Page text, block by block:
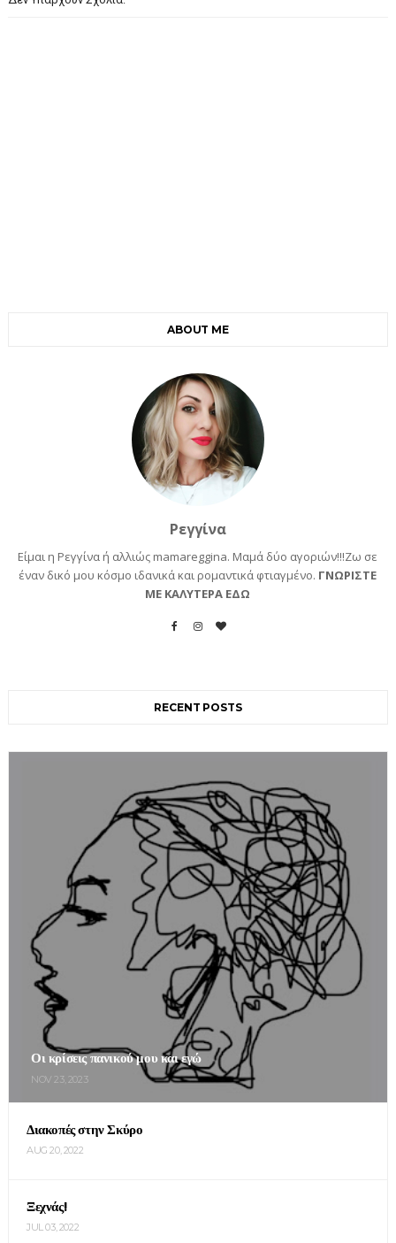
ABOUT ME
Ρεγγίνα
Είμαι η Ρεγγίνα ή αλλιώς mamareggina. Μαμά δύο αγοριών!!!Ζω σε
έναν δικό μου κόσμο ιδανικά και ρομαντικά φτιαγμένο. ΓΝΩΡΙΣΤΕ
ΜΕ ΚΑΛΥΤΕΡΑ ΕΔΩ
RECENT POSTS
Οι κρίσεις πανικού μου και εγώ
NOV 23, 2023
Διακοπές στην Σκύρο
AUG 20, 2022
Ξεχνάς!
JUL 03, 2022